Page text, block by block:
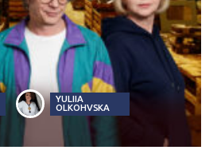
YULIIA
OLKOHVSKA